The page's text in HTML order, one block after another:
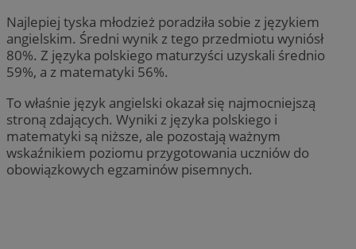
Najlepiej tyska młodzież poradziła sobie z językiem
angielskim. Średni wynik z tego przedmiotu wyniósł
80%. Z języka polskiego maturzyści uzyskali średnio
59%, a z matematyki 56%.
To właśnie język angielski okazał się najmocniejszą
stroną zdających. Wyniki z języka polskiego i
matematyki są niższe, ale pozostają ważnym
wskaźnikiem poziomu przygotowania uczniów do
obowiązkowych egzaminów pisemnych.